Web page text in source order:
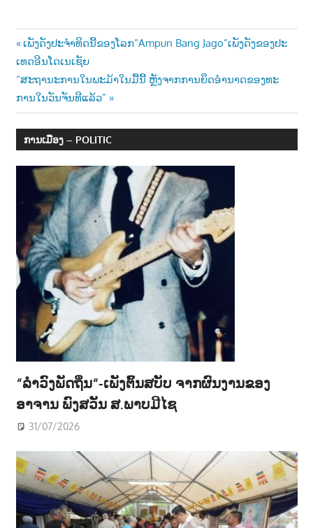
ວ
ສ
າ
ນ
Post
navigation
Previous
Post:
ເພັງດັງປະຈຳທິດນີ້ຂອງໂລກ”Ampun Bang Jago”ເພັງດັງຂອງປະ
ເທດອີນໂດເນເຊັຍ
Next
Post:
“ສະຖານະການໃນພະມ້າໃນມື້ນີ້ ຫຼັງຈາກການຍຶດອຳນາດຂອງທະ
ການໃນວັນຈັນທີແລ້ວ”
ການເມືອງ – POLITIC
“ລຳວົງພັດຖິ່ນ“-ເພັງຕົ້ນສບັບ ຈາກຜົນງານຂອງ
ອາຈານ ພົງສວັນ ສ.ພາບມີໄຊ
31/07/2026